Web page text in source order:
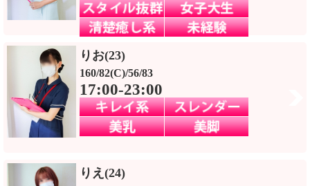
りお(23)
160/82(C)/56/83
17:00-23:00
りえ(24)